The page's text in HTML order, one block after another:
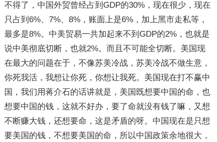
不得了，中国外贸曾经占到GDP的30%，现在很少，现在
只占到6%、7%、8%，账面上是6%，加上黑市走私等，
最多是8%。中美贸易一共加起来不到GDP的2%，也就是
说中美彻底切断，也就2%。而且不可能全切断。美国现
在最大的问题在于，不像苏美冷战，苏美冷战不做生意，
你死我活，我想让你死，你想让我死。美国现在打不赢中
国，我们用蒋介石的话讲就是，美国既想要中国的命，也
想要中国的钱，这就不好办，要了命就没有钱了嘛，又想
不断赚大钱，还想要命，这是矛盾的呀。中国现在是只想
要美国的钱，不想要美国的命，所以中国政策余地很大，